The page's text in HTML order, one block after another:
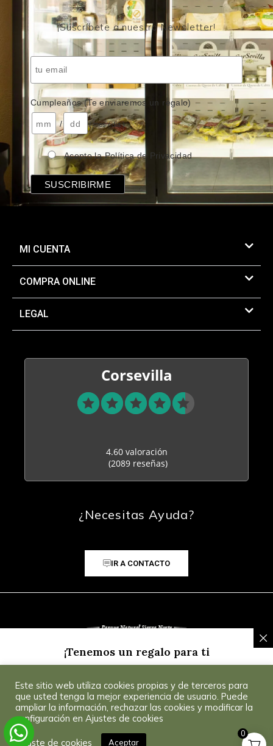
¡Suscríbete a nuestro Newsletter!
Cumpleaños (Te enviaremos un regalo)
/ ( mes / día )
Acepto la Política de Privacidad
MI CUENTA
COMPRA ONLINE
LEGAL
Corsevilla
4.60 valoración
(2089 reseñas)
¿Necesitas Ayuda?
IR A CONTACTO
© 2025 CoSevilla
¡Tenemos un regalo para ti
descuentopara tu primera compra.Consultar
Condiciones.
¡Consíguelo!
Este sitio web utiliza cookies propias y de terceros para
que usted tenga la mejor experiencia de usuario. Puede
ampliar la información, rechazar las cookies y modificar la
configuración en Ajustes de cookies
Ajuste de cookies Aceptar
0